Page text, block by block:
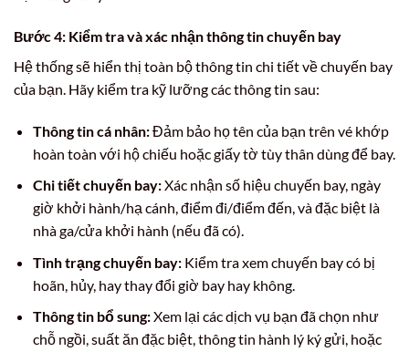
Bước 4: Kiểm tra và xác nhận thông tin chuyến bay
Hệ thống sẽ hiển thị toàn bộ thông tin chi tiết về chuyến bay
của bạn. Hãy kiểm tra kỹ lưỡng các thông tin sau:
Thông tin cá nhân:Đảm bảo họ tên của bạn trên vé khớp
hoàn toàn với hộ chiếu hoặc giấy tờ tùy thân dùng để bay.
Chi tiết chuyến bay:Xác nhận số hiệu chuyến bay, ngày
giờ khởi hành/hạ cánh, điểm đi/điểm đến, và đặc biệt là
nhà ga/cửa khởi hành (nếu đã có).
Tình trạng chuyến bay:Kiểm tra xem chuyến bay có bị
hoãn, hủy, hay thay đổi giờ bay hay không.
Thông tin bổ sung:Xem lại các dịch vụ bạn đã chọn như
chỗ ngồi, suất ăn đặc biệt, thông tin hành lý ký gửi, hoặc